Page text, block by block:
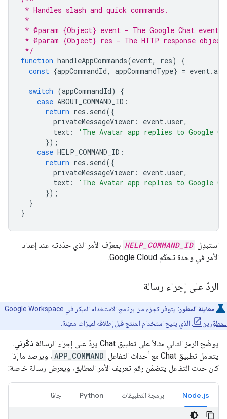
* Handles slash and quick commands.
*
* @param {Object} event - The Google Chat event.
* @param {Object} res - The HTTP response
*/
function handleAppCommands(event, res)
{
const {appCommandId, appCommandType} = event.
switch (appCommandId)
{
case ABOUT_COMMAND_ID :
return res . send({
privateMessageViewer : event.user,
text :
'The Avatar app replies to Google
});
case HELP_COMMAND_ID :
return res . send({
privateMessageViewer : event.user,
text :
'The Avatar app replies to Google
});
}
}
استبدِل HELP_COMMAND_ID بمعرّف الأمر الذي حدّدته عند إعداد
الأمر في وحدة تحكّم Google Cloud.
الردّ على إجراء رسالة
معاينة المطور: يتوفّر كجزء من
برنامج الاستخدام المبكر في Google Workspace
للمطوّرين
، الذي يتيح استخدام المنتج قبل إطلاقه لميزات معيّنة.
يوضّح الرمز التالي مثالاً على تطبيق Chat يردّ على إجراء الرسالة ذكّرني.
يتعامل تطبيق Chat مع أحداث التفاعل
APP_COMMAND ، ويرصد ما إذا
كان حدث التفاعل يتضمّن رقم تعريف الأمر المطابق، ويعرض رسالة خاصة:
Node.js برمجة التطبيقات Python جافا